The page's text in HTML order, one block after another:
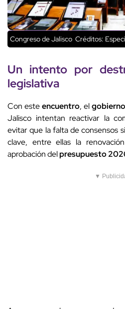
Congreso de Jalisco Créditos:
Un intento por
legislativa
Con esteencuentro, el
Jalisco intentan reactivar la
evitar que la falta de consensos
clave, entre ellas la
aprobación delpresupuesto
▼